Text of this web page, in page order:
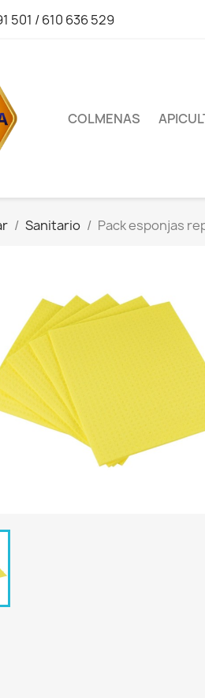
501 / 610 636 529
COLMENAS
Sanitario Pack esponjas